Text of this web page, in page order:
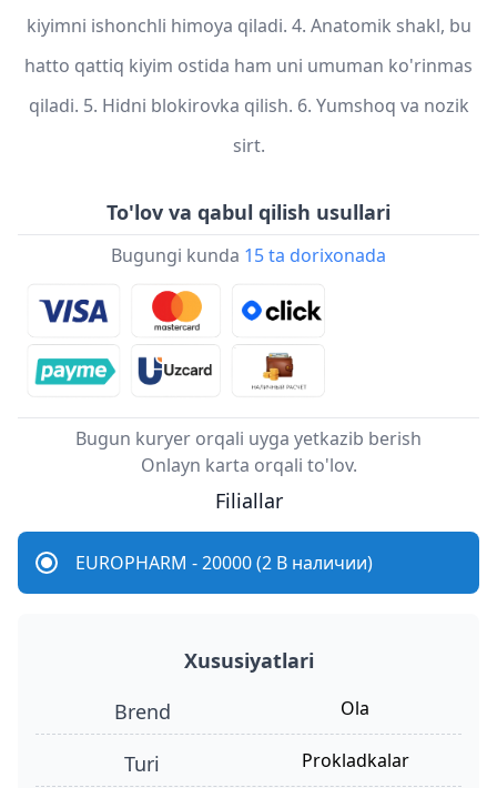
kiyimni ishonchli himoya qiladi. 4. Anatomik shakl, bu
hatto qattiq kiyim ostida ham uni umuman ko'rinmas
qiladi. 5. Hidni blokirovka qilish. 6. Yumshoq va nozik
sirt.
To'lov va qabul qilish usullari
Bugungi kunda 15 ta dorixonada
Bugun kuryer orqali uyga yetkazib berish
Onlayn karta orqali to'lov.
Filiallar
EUROPHARM - 20000 (2 В наличии)
Xususiyatlari
Brend
Ola
turi prokladkalar